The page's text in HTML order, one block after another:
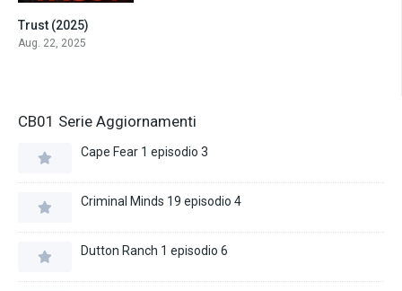
Trust (2025)
Aug. 22, 2025
CB01 Serie Aggiornamenti
Cape Fear 1 episodio 3
Criminal Minds 19 episodio 4
Dutton Ranch 1 episodio 6